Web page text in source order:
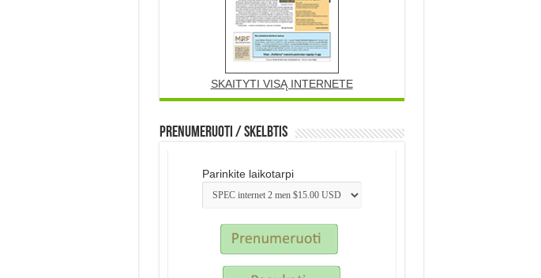
SKAITYTI VISĄ INTERNETE
Prenumeruoti / Skelbtis
Parinkite laikotarpi